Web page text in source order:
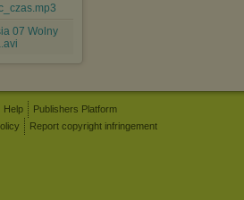
07 Wolny
Help
Publishers Platform
Report copyright infringement